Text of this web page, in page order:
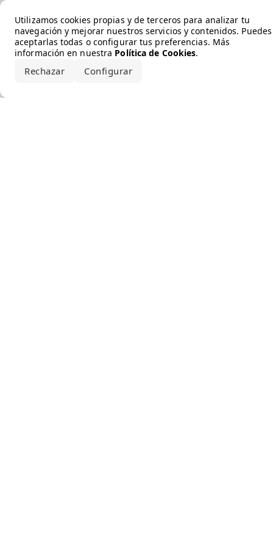
Utilizamos cookies propias y de terceros para analizar tu
navegación y mejorar nuestros servicios y contenidos. Puedes
aceptarlas todas o configurar tus preferencias. Más
información en nuestra Política de Cookies.
Rechazar Configurar
Error loading the brand